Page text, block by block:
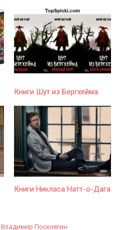
Книги Шут из Бергхейма
Книги Никласа Натт-о-Дага
Владимир Поселягин